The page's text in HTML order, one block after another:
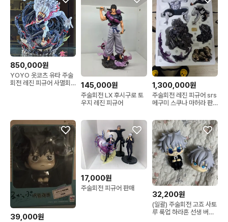
850,000원
YOYO 옷코츠 유타 주술
회전 레진 피규어 사멸회
145,000원
주술회전 LX 후시구로 토
우지 레진 피규어
1,300,000원
주술회전 레진 피규어 srs
메구미 스쿠나 마허라 판
39,000원
17,000원
주술회전 피규어 판매
32,200원
(일괄) 주술회전 고죠 사토
루 룩업 하라혼 선생 버전